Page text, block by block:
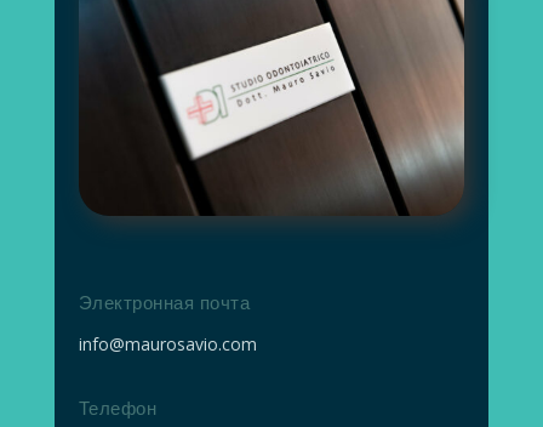
Электронная почта
info@maurosavio.com
Телефон